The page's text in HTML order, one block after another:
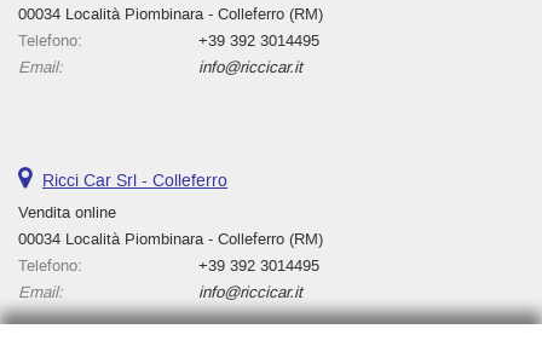
00034 Località Piombinara - Colleferro (RM)
Telefono:
+39 392 3014495
Email:
info@riccicar.it
Ricci Car Srl - Colleferro
Vendita online
00034 Località Piombinara - Colleferro (RM)
Telefono:
+39 392 3014495
Email:
info@riccicar.it